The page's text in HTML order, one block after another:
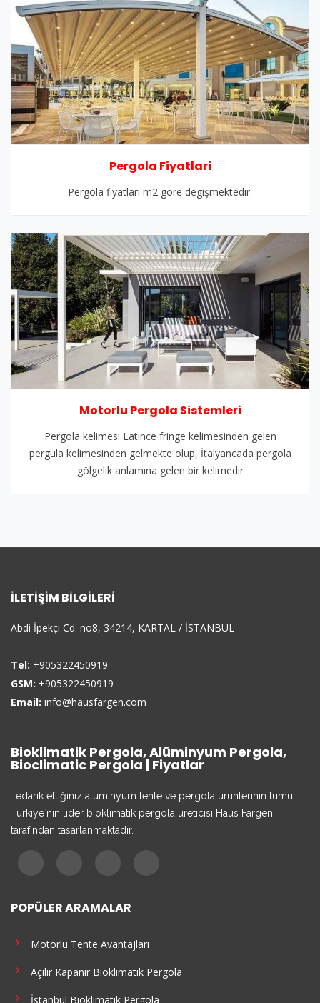
Pergola Fiyatlari
Pergola fiyatlari m2 göre degişmektedir.
Motorlu Pergola Sistemleri
Pergola kelimesi Latince fringe kelimesinden gelen
pergula kelimesinden gelmekte olup, İtalyancada pergola
gölgelik anlamına gelen bir kelimedir
İLETIŞIM BILGILERI
Abdi İpekçi Cd. no8, 34214, KARTAL / İSTANBUL
Tel: +905322450919
GSM: +905322450919
Email: info@hausfargen.com
Bioklimatik Pergola, Alüminyum Pergola,
Bioclimatic Pergola | Fiyatlar
Tedarik ettiğiniz alüminyum tente ve pergola ürünlerinin tümü,
Türkiye`nin lider bioklimatik pergola üreticisi Haus Fargen
tarafından tasarlanmaktadır.
POPÜLER ARAMALAR
Motorlu Tente Avantajları
Açılır Kapanır Bioklimatik Pergola
İstanbul Bioklimatik Pergola